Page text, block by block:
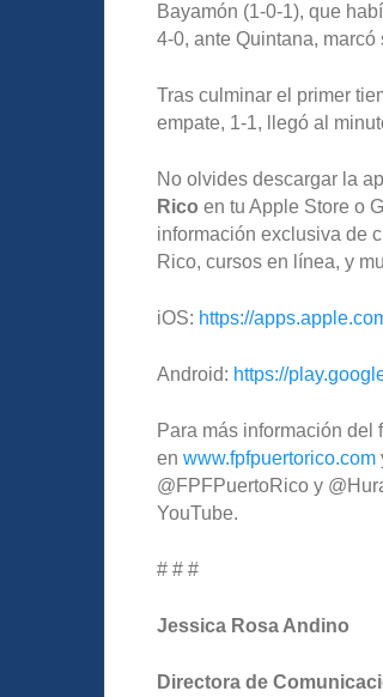
Bayamón (1-0-1), que
4-0, ante Quintana,
Tras culminar el primer
empate, 1-1, llegó al
No olvides descargar la
Rico en tu Apple Store o
información exclusiva de
Rico, cursos en línea, y
iOS: https://
Android: https://
Para más información
en www.fpfpuertorico.com
@FPFPuertoRico y
YouTube.
# # #
Jessica Rosa Andino
Directora de